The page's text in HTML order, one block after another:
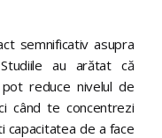
semnificativ asupra
au arătat că
reduce nivelul de
când te concentrezi
capacitatea de a face